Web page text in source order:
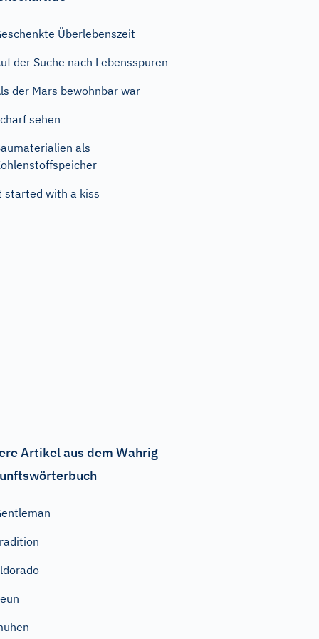
Überlebenszeit
der Suche nach Lebensspuren
der Mars bewohnbar war
sehen
als
started with a kiss
Artikel aus dem Wahrig